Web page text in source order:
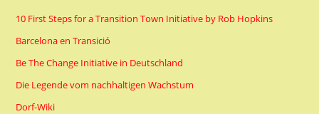
10 First Steps for a Transition Town Initiative by Rob Hopkins
Barcelona en Transició
Be The Change Initiative in Deutschland
Die Legende vom nachhaltigen Wachstum
Dorf-Wiki